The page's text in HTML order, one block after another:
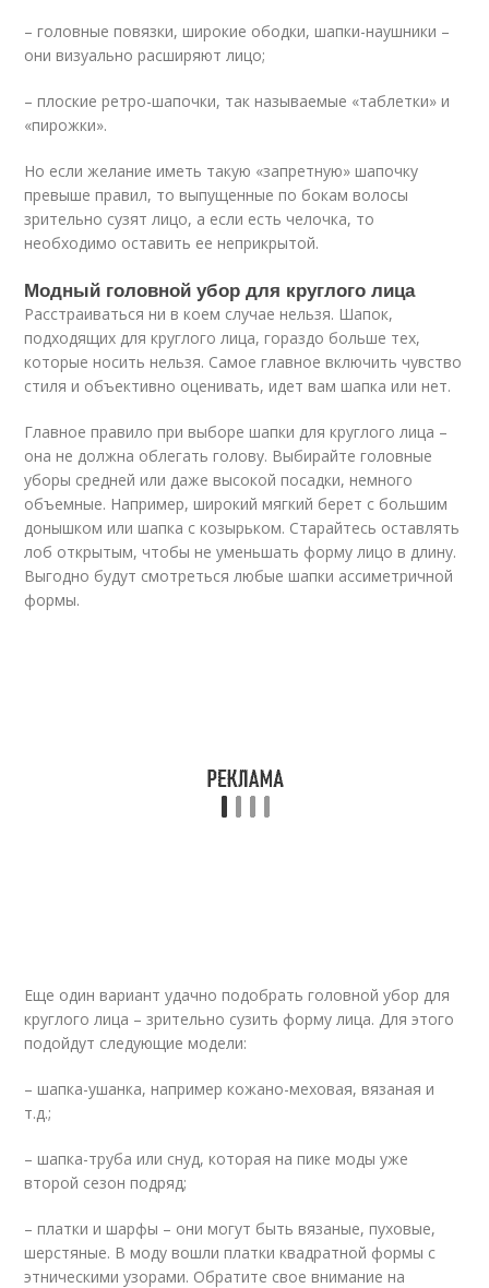
– головные повязки, широкие ободки, шапки-наушники –
они визуально расширяют лицо;
– плоские ретро-шапочки, так называемые «таблетки» и
«пирожки».
Но если желание иметь такую «запретную» шапочку
превыше правил, то выпущенные по бокам волосы
зрительно сузят лицо, а если есть челочка, то
необходимо оставить ее неприкрытой.
Модный головной убор для круглого лица
Расстраиваться ни в коем случае нельзя. Шапок,
подходящих для круглого лица, гораздо больше тех,
которые носить нельзя. Самое главное включить чувство
стиля и объективно оценивать, идет вам шапка или нет.
Главное правило при выборе шапки для круглого лица –
она не должна облегать голову. Выбирайте головные
уборы средней или даже высокой посадки, немного
объемные. Например, широкий мягкий берет с большим
донышком или шапка с козырьком. Старайтесь оставлять
лоб открытым, чтобы не уменьшать форму лицо в длину.
Выгодно будут смотреться любые шапки ассиметричной
формы.
Еще один вариант удачно подобрать головной убор для
круглого лица – зрительно сузить форму лица. Для этого
подойдут следующие модели:
– шапка-ушанка, например кожано-меховая, вязаная и
т.д.;
– шапка-труба или снуд, которая на пике моды уже
второй сезон подряд;
– платки и шарфы – они могут быть вязаные, пуховые,
шерстяные. В моду вошли платки квадратной формы с
этническими узорами. Обратите свое внимание на